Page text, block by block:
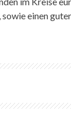
einen